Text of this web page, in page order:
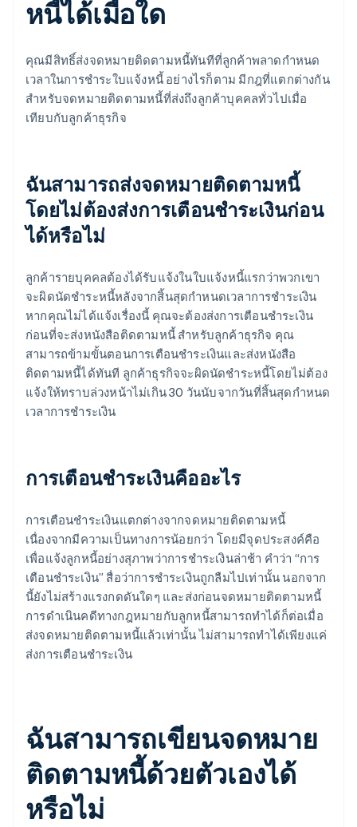
หนี้ได้เมื่อใด
คุณมีสิทธิ์ส่งจดหมายติดตามหนี้ทันทีที่ลูกค้าพลาดกําหนด
เวลาในการชําระใบแจ้งหนี้ อย่างไรก็ตาม มีกฎที่แตกต่างกัน
สําหรับจดหมายติดตามหนี้ที่ส่งถึงลูกค้าบุคคลทั่วไปเมื่อ
เทียบกับลูกค้าธุรกิจ
ฉันสามารถส่งจดหมายติดตามหนี้
โดยไม่ต้องส่งการเตือนชำระเงินก่อน
ได้หรือไม่
ลูกค้ารายบุคคลต้องได้รับแจ้งในใบแจ้งหนี้แรกว่าพวกเขา
จะผิดนัดชำระหนี้หลังจากสิ้นสุดกำหนดเวลาการชำระเงิน
หากคุณไม่ได้แจ้งเรื่องนี้ คุณจะต้องส่งการเตือนชำระเงิน
ก่อนที่จะส่งหนังสือติดตามหนี้ สำหรับลูกค้าธุรกิจ คุณ
สามารถข้ามขั้นตอนการเตือนชำระเงินและส่งหนังสือ
ติดตามหนี้ได้ทันที ลูกค้าธุรกิจจะผิดนัดชำระหนี้โดยไม่ต้อง
แจ้งให้ทราบล่วงหน้าไม่เกิน 30 วันนับจากวันที่สิ้นสุดกำหนด
เวลาการชำระเงิน
การเตือนชำระเงินคืออะไร
การเตือนชำระเงินแตกต่างจากจดหมายติดตามหนี้
เนื่องจากมีความเป็นทางการน้อยกว่า โดยมีจุดประสงค์คือ
เพื่อแจ้งลูกหนี้อย่างสุภาพว่าการชำระเงินล่าช้า คำว่า “การ
เตือนชำระเงิน” สื่อว่าการชำระเงินถูกลืมไปเท่านั้น นอกจาก
นี้ยังไม่สร้างแรงกดดันใดๆ และส่งก่อนจดหมายติดตามหนี้
การดำเนินคดีทางกฎหมายกับลูกหนี้สามารถทำได้ก็ต่อเมื่อ
ส่งจดหมายติดตามหนี้แล้วเท่านั้น ไม่สามารถทำได้เพียงแค่
ส่งการเตือนชำระเงิน
ฉันสามารถเขียนจดหมาย
ติดตามหนี้ด้วยตัวเองได้
หรือไม่